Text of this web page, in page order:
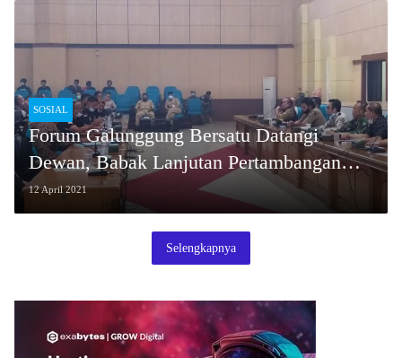
SOSIAL
Forum Galunggung Bersatu Datangi
Dewan, Babak Lanjutan Pertambangan
Pasir
12 April 2021
Selengkapnya